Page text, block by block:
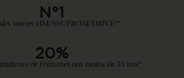
N°1
ventes HM/SM/PROXI/DRIVE**
20%
de Freixenet ont moins de 35 ans*